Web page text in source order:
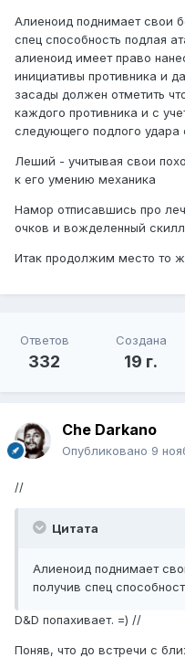
Алиеноид поднимает свои
спец способность подлая
алиеноид имеет право
инициативы противника и
засады должен отметить
каждого противника и с
следующего подлого удара
Леший - учитывая свои
к его умению механика
Намор отписавшись про
очков и вожделенный
Итак продолжим место то
Ответов
332
Создана
19 г.
Che Darkano
Опубликовано 9
//
Цитата
Алиеноид поднимает
получив спец
D&D попахивает. =) //
Поняв, что до встречи с